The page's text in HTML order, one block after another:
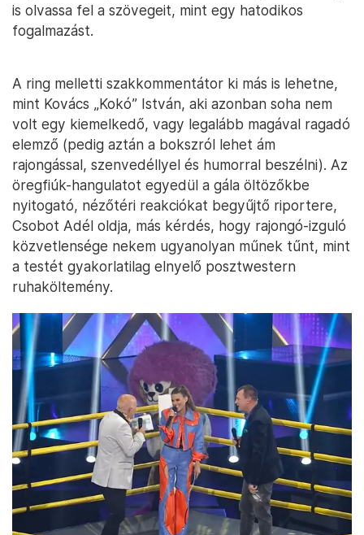
is olvassa fel a szövegeit, mint egy hatodikos
fogalmazást.
A ring melletti szakkommentátor ki más is lehetne,
mint Kovács „Kokó” István, aki azonban soha nem
volt egy kiemelkedő, vagy legalább magával ragadó
elemző (pedig aztán a bokszról lehet ám
rajongással, szenvedéllyel és humorral beszélni). Az
öregfiúk-hangulatot egyedül a gála öltözőkbe
nyitogató, nézőtéri reakciókat begyűjtő riportere,
Csobot Adél oldja, más kérdés, hogy rajongó-izguló
közvetlensége nekem ugyanolyan műnek tűnt, mint
a testét gyakorlatilag elnyelő posztwestern
ruhaköltemény.